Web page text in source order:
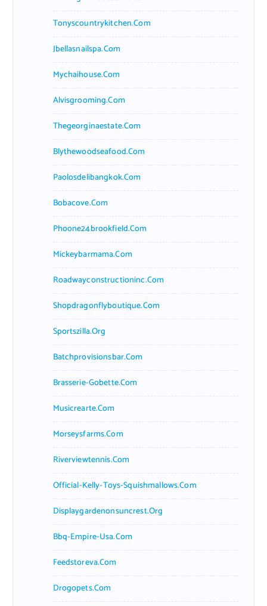
Tonyscountrykitchen.com
Jbellasnailspa.com
Mychaihouse.com
Alvisgrooming.com
Thegeorginaestate.com
Blythewoodseafood.com
Paolosdelibangkok.com
Bobacove.com
Phoone24brookfield.com
Mickeybarmama.com
Roadwayconstructioninc.com
Shopdragonflyboutique.com
Sportszilla.org
Batchprovisionsbar.com
Brasserie-Gobette.com
Musicrearte.com
Morseysfarms.com
Riverviewtennis.com
Official-Kelly-Toys-Squishmallows.com
Displaygardenonsuncrest.org
Bbq-Empire-Usa.com
Feedstoreva.com
Drogopets.com